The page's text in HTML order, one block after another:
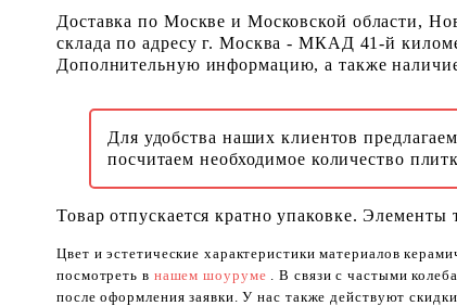
Доставка по Москве и Московской области,
склада по адресу г. Москва - МКАД 41-й
Дополнительную информацию, а также
Для удобства наших клиентов
посчитаем необходимое количество
Товар отпускается кратно упаковке.
Цвет и эстетические характеристики материалов
посмотреть в нашем шоуруме . В связи с частыми
после оформления заявки. У нас также действуют